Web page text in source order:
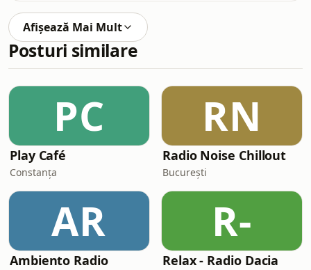
Afișează Mai Mult
Posturi similare
PC
Play Café
Constanța
RN
Radio Noise Chillout
București
AR
Ambiento Radio
R-
Relax - Radio Dacia